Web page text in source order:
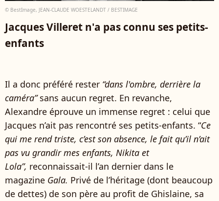
© BestImage, JEAN-CLAUDE WOESTELANDT / BESTIMAGE
Jacques Villeret n'a pas connu ses petits-
enfants
Il a donc préféré rester “dans l'ombre, derrière la
caméra”sans aucun regret. En revanche,
Alexandre éprouve un immense regret : celui que
Jacques n’ait pas rencontré ses petits-enfants. “Ce
qui me rend triste, c’est son absence, le fait qu’il n’ait
pas vu grandir mes enfants, Nikita et
Lola”, reconnaissait-il l’an dernier dans le
magazine Gala. Privé de l’héritage (dont beaucoup
de dettes) de son père au profit de Ghislaine, sa